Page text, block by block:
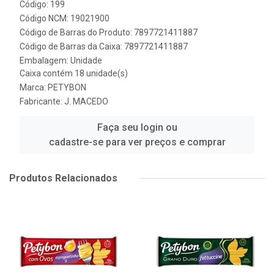
Código: 199
Código NCM: 19021900
Código de Barras do Produto: 7897721411887
Código de Barras da Caixa: 7897721411887
Embalagem: Unidade
Caixa contém 18 unidade(s)
Marca: PETYBON
Fabricante: J. MACEDO
Faça seu login ou
cadastre-se para ver preços e comprar
Produtos Relacionados